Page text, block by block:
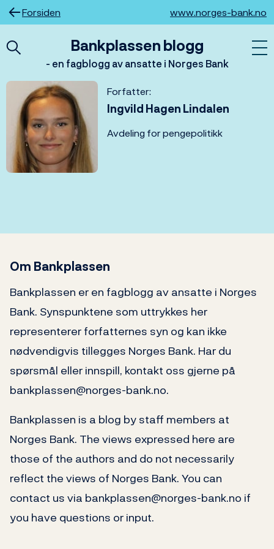
Hopp
til
Forsiden www.norges-bank.no
Bankplassen blogg
- en fagblogg av ansatte i Norges Bank
Forfatter:
Ingvild Hagen Lindalen
Avdeling for pengepolitikk
Om Bankplassen
Bankplassen er en fagblogg av ansatte i Norges
Bank. Synspunktene som uttrykkes her
representerer forfatternes syn og kan ikke
nødvendigvis tillegges Norges Bank. Har du
spørsmål eller innspill, kontakt oss gjerne på
bankplassen@norges-bank.no.
Bankplassen is a blog by staff members at
Norges Bank. The views expressed here are
those of the authors and do not necessarily
reflect the views of Norges Bank. You can
contact us via bankplassen@norges-bank.no if
you have questions or input.